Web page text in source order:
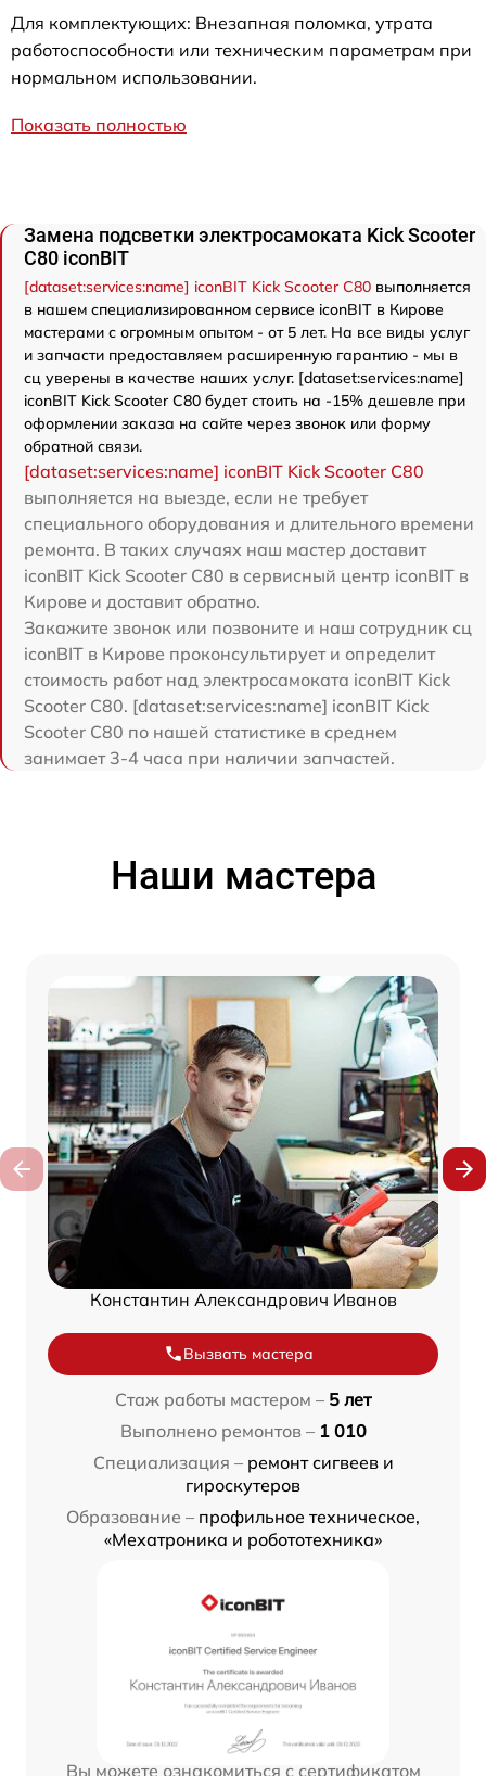
Для комплектующих: Внезапная поломка, утрата
работоспособности или техническим параметрам при
нормальном использовании.
Показать полностью
Замена подсветки электросамоката Kick Scooter
C80 iconBIT
[dataset:services:name] iconBIT Kick Scooter C80 выполняется
в нашем специализированном сервисе iconBIT в Кирове
мастерами с огромным опытом - от 5 лет. На все виды услуг
и запчасти предоставляем расширенную гарантию - мы в
сц уверены в качестве наших услуг. [dataset:services:name]
iconBIT Kick Scooter C80 будет стоить на -15% дешевле при
оформлении заказа на сайте через звонок или форму
обратной связи.
[dataset:services:name] iconBIT Kick Scooter C80
выполняется на выезде, если не требует
специального оборудования и длительного времени
ремонта. В таких случаях наш мастер доставит
iconBIT Kick Scooter C80 в сервисный центр iconBIT в
Кирове и доставит обратно.
Закажите звонок или позвоните и наш сотрудник сц
iconBIT в Кирове проконсультирует и определит
стоимость работ над электросамоката iconBIT Kick
Scooter C80. [dataset:services:name] iconBIT Kick
Scooter C80 по нашей статистике в среднем
занимает 3-4 часа при наличии запчастей.
Наши мастера
Константин Александрович Иванов
Вызвать мастера
Стаж работы мастером – 5 лет
Выполнено ремонтов – 1 010
Специализация – ремонт сигвеев и
гироскутеров
Образование – профильное техническое,
«Мехатроника и робототехника»
Вы можете ознакомиться с сертификатом